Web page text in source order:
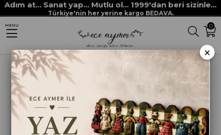
Adım at... Sanat yap... Mutlu ol... 1999'dan beri sizinle...
Türkiye'nin her yerine kargo BEDAVA.
0
MENU
Anasayfa DEKUPAJ KAĞITLARI DEKORATİF SERVİS PEÇETELERİ
İTHAL MALEZYA PEÇETE NO:2
×